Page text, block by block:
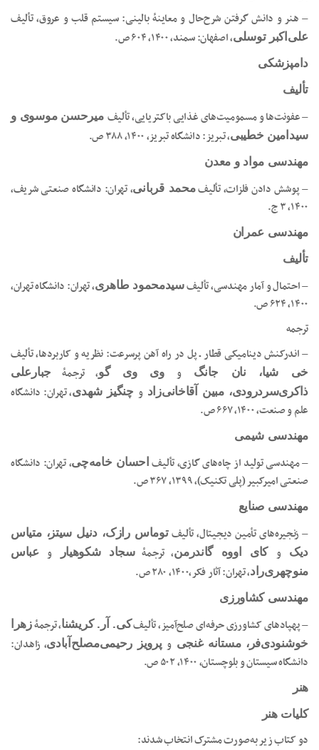
– هنر و دانش گرفتن شرح‌حال و معاینۀ بالینی: سیستم قلب و عروق، تألیف
علی‌اکبر توسلی، اصفهان: سمند، ۱۴۰۰، ۶۰۴ ص.
دامپزشکی
تألیف
– عفونت‌ها و مسمومیت‌های غذایی باکتریایی، تألیف میرحسن موسوی و
سیدامین خطیبی، تبریز: دانشگاه تبریز، ۱۴۰۰، ۳۸۸ ص.
مهندسی مواد و معدن
– پوشش دادن فلزات، تألیفمحمد قربانی، تهران: دانشگاه صنعتی شریف،
۱۴۰۰، ۳ ج.
مهندسی عمران
تألیف
– احتمال و آمار مهندسی، تألیفسیدمحمود طاهری، تهران: دانشگاه تهران،
۱۴۰۰، ۶۲۴ ص.
ترجمه
– اندرکنش دینامیکی قطار ـ پل در راه آهن پرسرعت: نظریه و کاربردها، تألیف
خی شیا، نان جانگو وی وی گو، ترجمۀ
جبارعلی
ذاکری‌سردرودی، مبین آقاخانی‌زادو چنگیز شهدی، تهران: دانشگاه
علم و صنعت، ۱۴۰۰، ۶۶۷ ص.
مهندسی شیمی
– مهندسی تولید از چاه‌های گازی، تألیف احسان خامه‌چی، تهران: دانشگاه
صنعتی امیرکبیر (پلی تکنیک)، ۱۳۹۹، ۳۶۷ ص.
مهندسی صنایع
– زنجیره‌های تأمین دیجیتال، تألیفتوماس رازک، دنیل سیتز، متیاس
دیکو کای اووه گاندرمن، ترجمۀسجاد شکوهیار و عباس
منوچهری‌راد، تهران: آثار فکر،۱۴۰۰، ۲۸۰ ص.
مهندسی کشاورزی
– پهپادهای کشاورزی حرفه‌ای صلح‌آمیز، تألیفکی. آر. کریشنا، ترجمۀزهرا
خوشنودی‌فر، مستانه غنجیو پرویز رحیمی‌مصلح‌آبادی، زاهدان:
دانشگاه سیستان و بلوچستان، ۱۴۰۰، ۵۰۲ ص.
هنر
کلیات هنر
دو کتاب زیر به‌صورت مشترک انتخاب شدند: